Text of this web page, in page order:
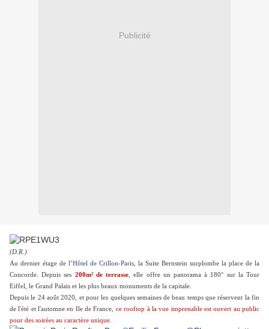
Publicité
(D.R.)
Au dernier étage de l’Hôtel de Crillon-Paris , la Suite Bernstein surplombe la place de la
Concorde. Depuis ses 200m² de terrasse , elle offre un panorama à 180° sur la Tour
Eiffel, le Grand Palais et les plus beaux monuments de la capitale.
Depuis le 24 août 2020, et pour les quelques semaines de beau temps que réservent la fin
de l'été et l'automne en Ile de France, ce rooftop à la vue imprenable est ouvert au public
pour des soirées au caractère unique